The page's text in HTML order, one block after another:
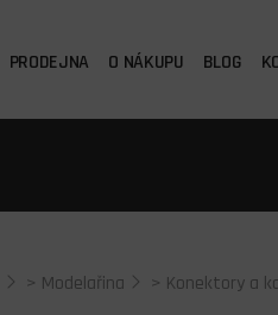
PRODEJNA O NÁKUPU BLOG
> Modelařina > Konektory a